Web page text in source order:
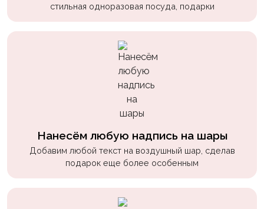
стильная одноразовая посуда, подарки
Нанесём любую надпись на шары
Добавим любой текст на воздушный шар, сделав
подарок еще более особенным
Супергерои
Мальчикам